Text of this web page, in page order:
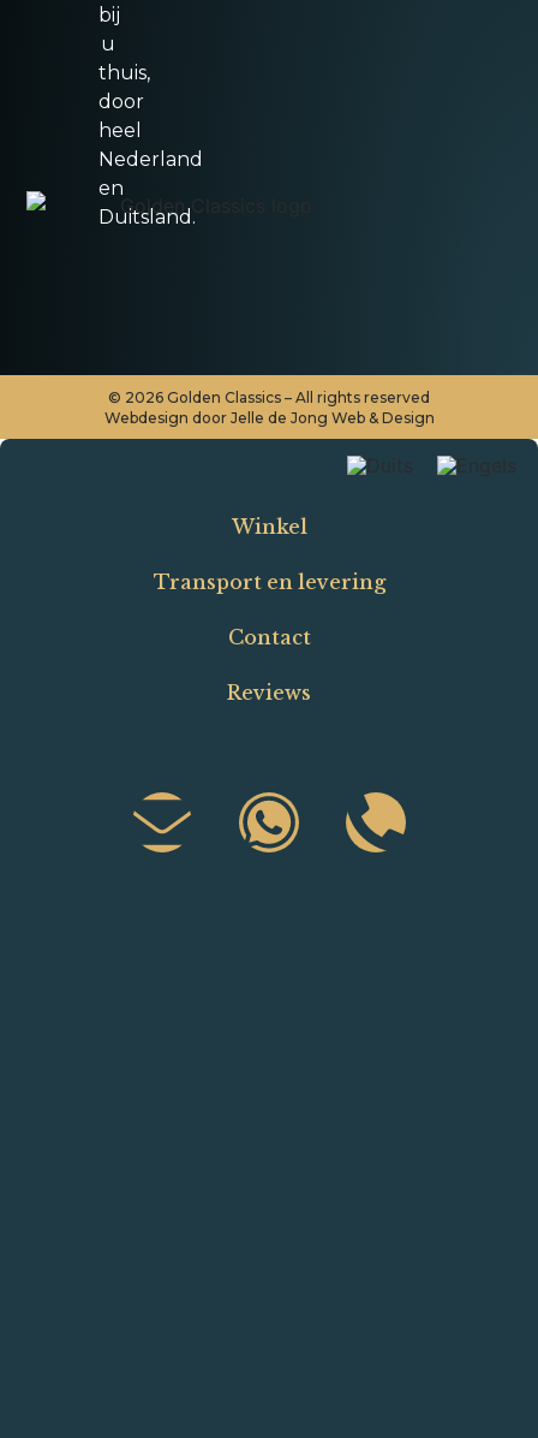
bij
u
thuis,
door
heel
Nederland
en
Duitsland.
© 2026 Golden Classics – All rights reserved
Webdesign door Jelle de Jong Web & Design
Winkel
Transport en levering
Contact
Reviews